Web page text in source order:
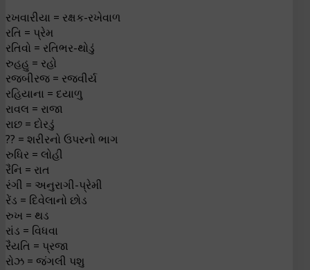
રખવારીયા = રક્ષક-રખેવાળ
રતિ = પ્રેમ
રતિવો = રતિભર-થોડું
રુહહુ = રહો
રજબીરજ = રજવીર્ય
રહિયાના = દયાળુ
રાવલ = રાજા
રાછ = દોરડું
?? = શરીરનો ઉપરનો ભાગ
રુધિર = લોહી
રૈનિ = રાત
રંગી = અનુરાગી-પ્રેમી
રેંડ = દિવેલાનો છોડ
રુખ = થડ
રાંડ = વિધવા
રૈયતિ = પ્રજા
રોઝ = જંગલી પશુ